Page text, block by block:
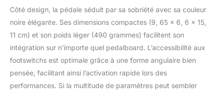
Les connecteurs
permettent de
nombreuses possibilités
: mono, stéréo, Wet/Dry,
Wet seulement...
Possibilité de contrôle
footswitchs ou une
pédale d’expression
Côté design, la pédale séduit par sa sobriété avec sa couleur
noire élégante. Ses dimensions compactes (9, 65 x 6, 6 x 15,
11 cm) et son poids léger (490 grammes) facilitent son
intégration sur n’importe quel pedalboard. L’accessibilité aux
footswitchs est optimale grâce à une forme angulaire bien
pensée, facilitant ainsi l’activation rapide lors des
performances. Si la multitude de paramètres peut sembler